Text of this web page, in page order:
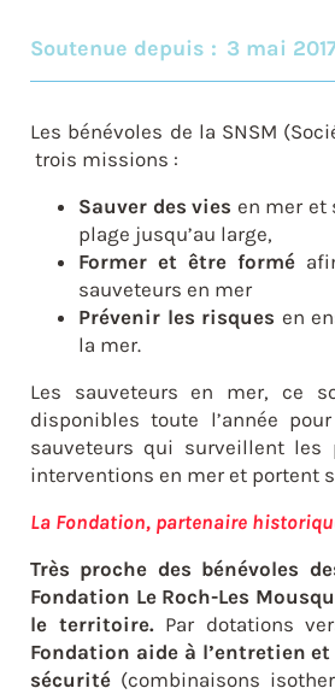
Soutenue depuis : 3 mai
Les bénévoles de la SNSM
trois missions :
Sauver des vies en mer
plage jusqu’au large,
Former et être formé
sauveteurs en mer
Prévenir les risques en
la mer.
Les sauveteurs en mer, ce
disponibles toute l’année
sauveteurs qui surveillent les
interventions en mer et portent
La Fondation, partenaire
Très proche des bénévoles
Fondation Le Roch-Les
le territoire. Par dotations
Fondation aide à l’entretien
sécurité (combinaisons